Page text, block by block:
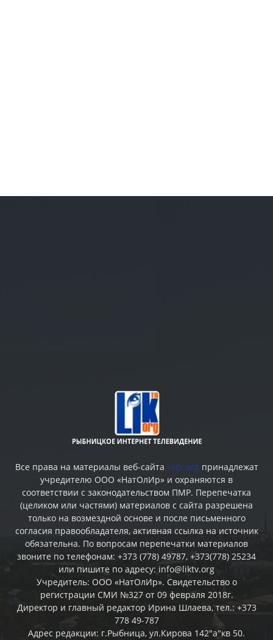
Все права на материалы веб-сайта liktv.org принадлежат
учредителю ООО «НатОлИр» и охраняются в
соответствии с законодательством ПМР. Перепечатка
(целиком или частями) материалов c сайта разрешена
только на возмездной основе и после письменного
согласия правообладателя, активная ссылка на источник
обязательна. По вопросам перепечатки материалов
звоните по телефонам: +373 (778) 49787, +373(778) 25234
или пишите по адресу: info@liktv.org
Учредитель: ООО «НатОлИр». Свидетельство о
регистрации СМИ №327 от 09 февраля 2018г.
Директор и главный редактор Ирина Шлаева, тел.: +373
778 49-787
Адрес редакции: г.Рыбница, ул.Кирова 142"а"кв 50.